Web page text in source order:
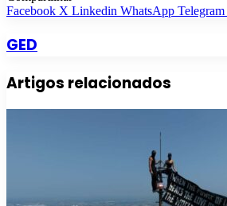
Facebook X Linkedin WhatsApp Telegram
GED
Artigos relacionados